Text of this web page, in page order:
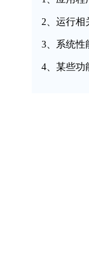
2、运行相
3、系统性
4、某些功